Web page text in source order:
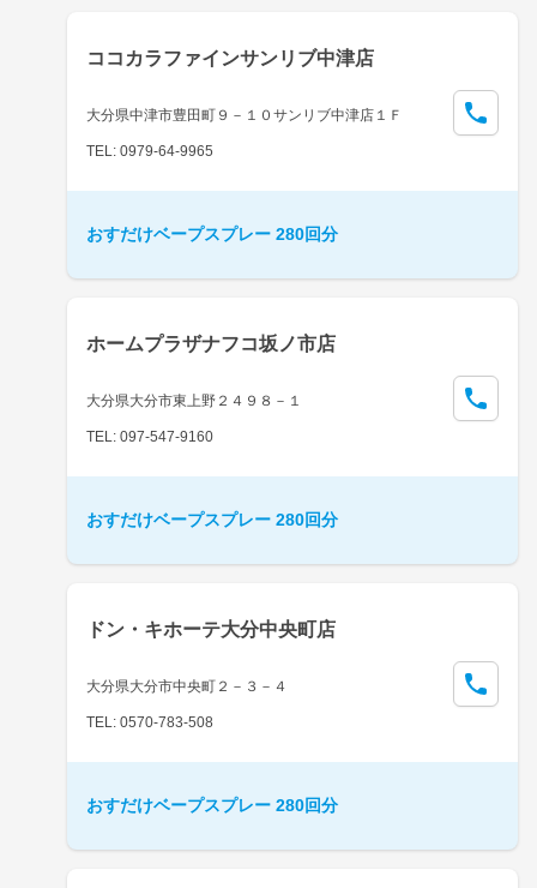
ココカラファインサンリブ中津店
大分県中津市豊田町９－１０サンリブ中津店１Ｆ
TEL: 0979-64-9965
おすだけベープスプレー 280回分
ホームプラザナフコ坂ノ市店
大分県大分市東上野２４９８－１
TEL: 097-547-9160
おすだけベープスプレー 280回分
ドン・キホーテ大分中央町店
大分県大分市中央町２－３－４
TEL: 0570-783-508
おすだけベープスプレー 280回分